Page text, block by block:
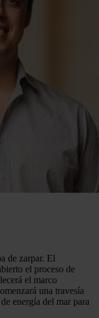
de zarpar. El
el proceso de
el marco
una travesía
energía del mar para